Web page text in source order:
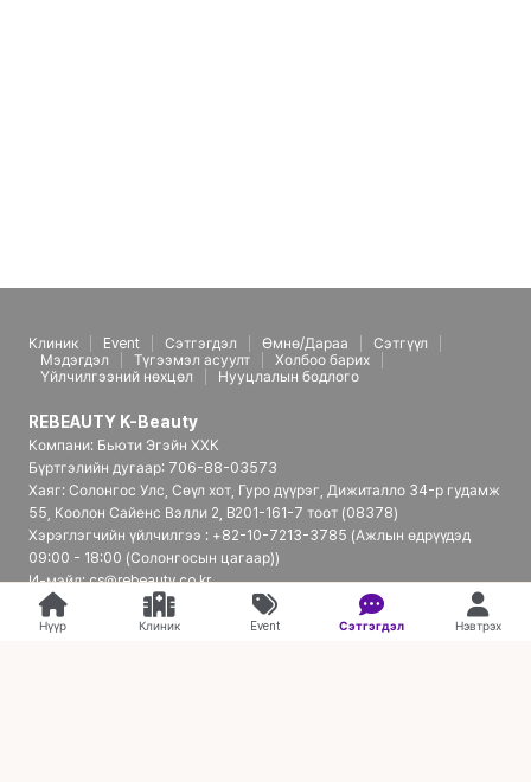
Клиник Event Сэтгэгдэл Өмнө/Дараа
Сэтгүүл
Мэдэгдэл
Түгээмэл асуулт
Холбоо барих
Үйлчилгээний нөхцөл
Нууцлалын бодлого
REBEAUTY K-Beauty
Компани: Бьюти Эгэйн ХХК
Бүртгэлийн дугаар: 706-88-03573
Хаяг: Солонгос Улс, Сөүл хот, Гуро дүүрэг, Дижиталло 34-р гудамж
55, Коолон Сайенс Вэлли 2, B201-161-7 тоот (08378)
Хэрэглэгчийн үйлчилгээ : +82-10-7213-3785 (Ажлын өдрүүдэд
09:00 - 18:00 (Солонгосын цагаар))
И-мэйл: cs@rebeauty.co.kr
REBEAUTY K-Beauty | Япон үйлчлүүлэгчдэд зориулсан Солонгосын
гоо сайхны эмнэлгийн платформ
Нүүр Клиник Event Сэтгэгдэл Нэвтрэх